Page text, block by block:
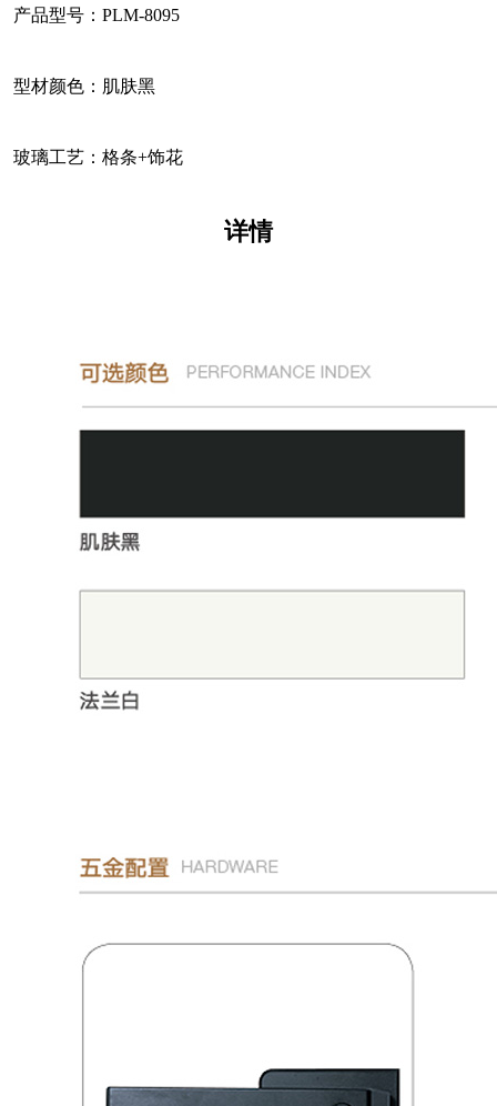
产品型号：PLM-8095
型材颜色：肌肤黑
玻璃工艺：格条+饰花
详情